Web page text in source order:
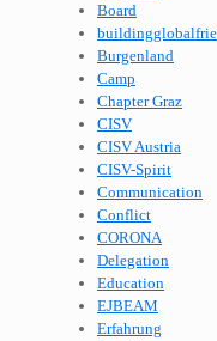
Board
Burgenland
Camp
Chapter Graz
CISV
CISV Austria
CISV-Spirit
Communication
Conflict
CORONA
Delegation
Education
EJBEAM
Erfahrung